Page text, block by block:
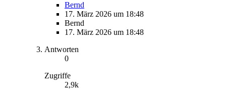
Bernd
17. März 2026 um 18:48
Bernd
17. März 2026 um 18:48
Antworten
0
Zugriffe
2,9k